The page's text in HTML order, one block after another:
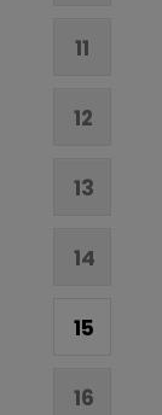
11
12
13
14
15
16